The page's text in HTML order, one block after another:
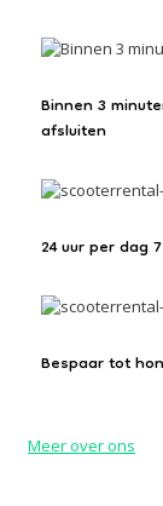
Binnen 3
afsluiten
24 uur per dag
Bespaar tot
Meer over ons